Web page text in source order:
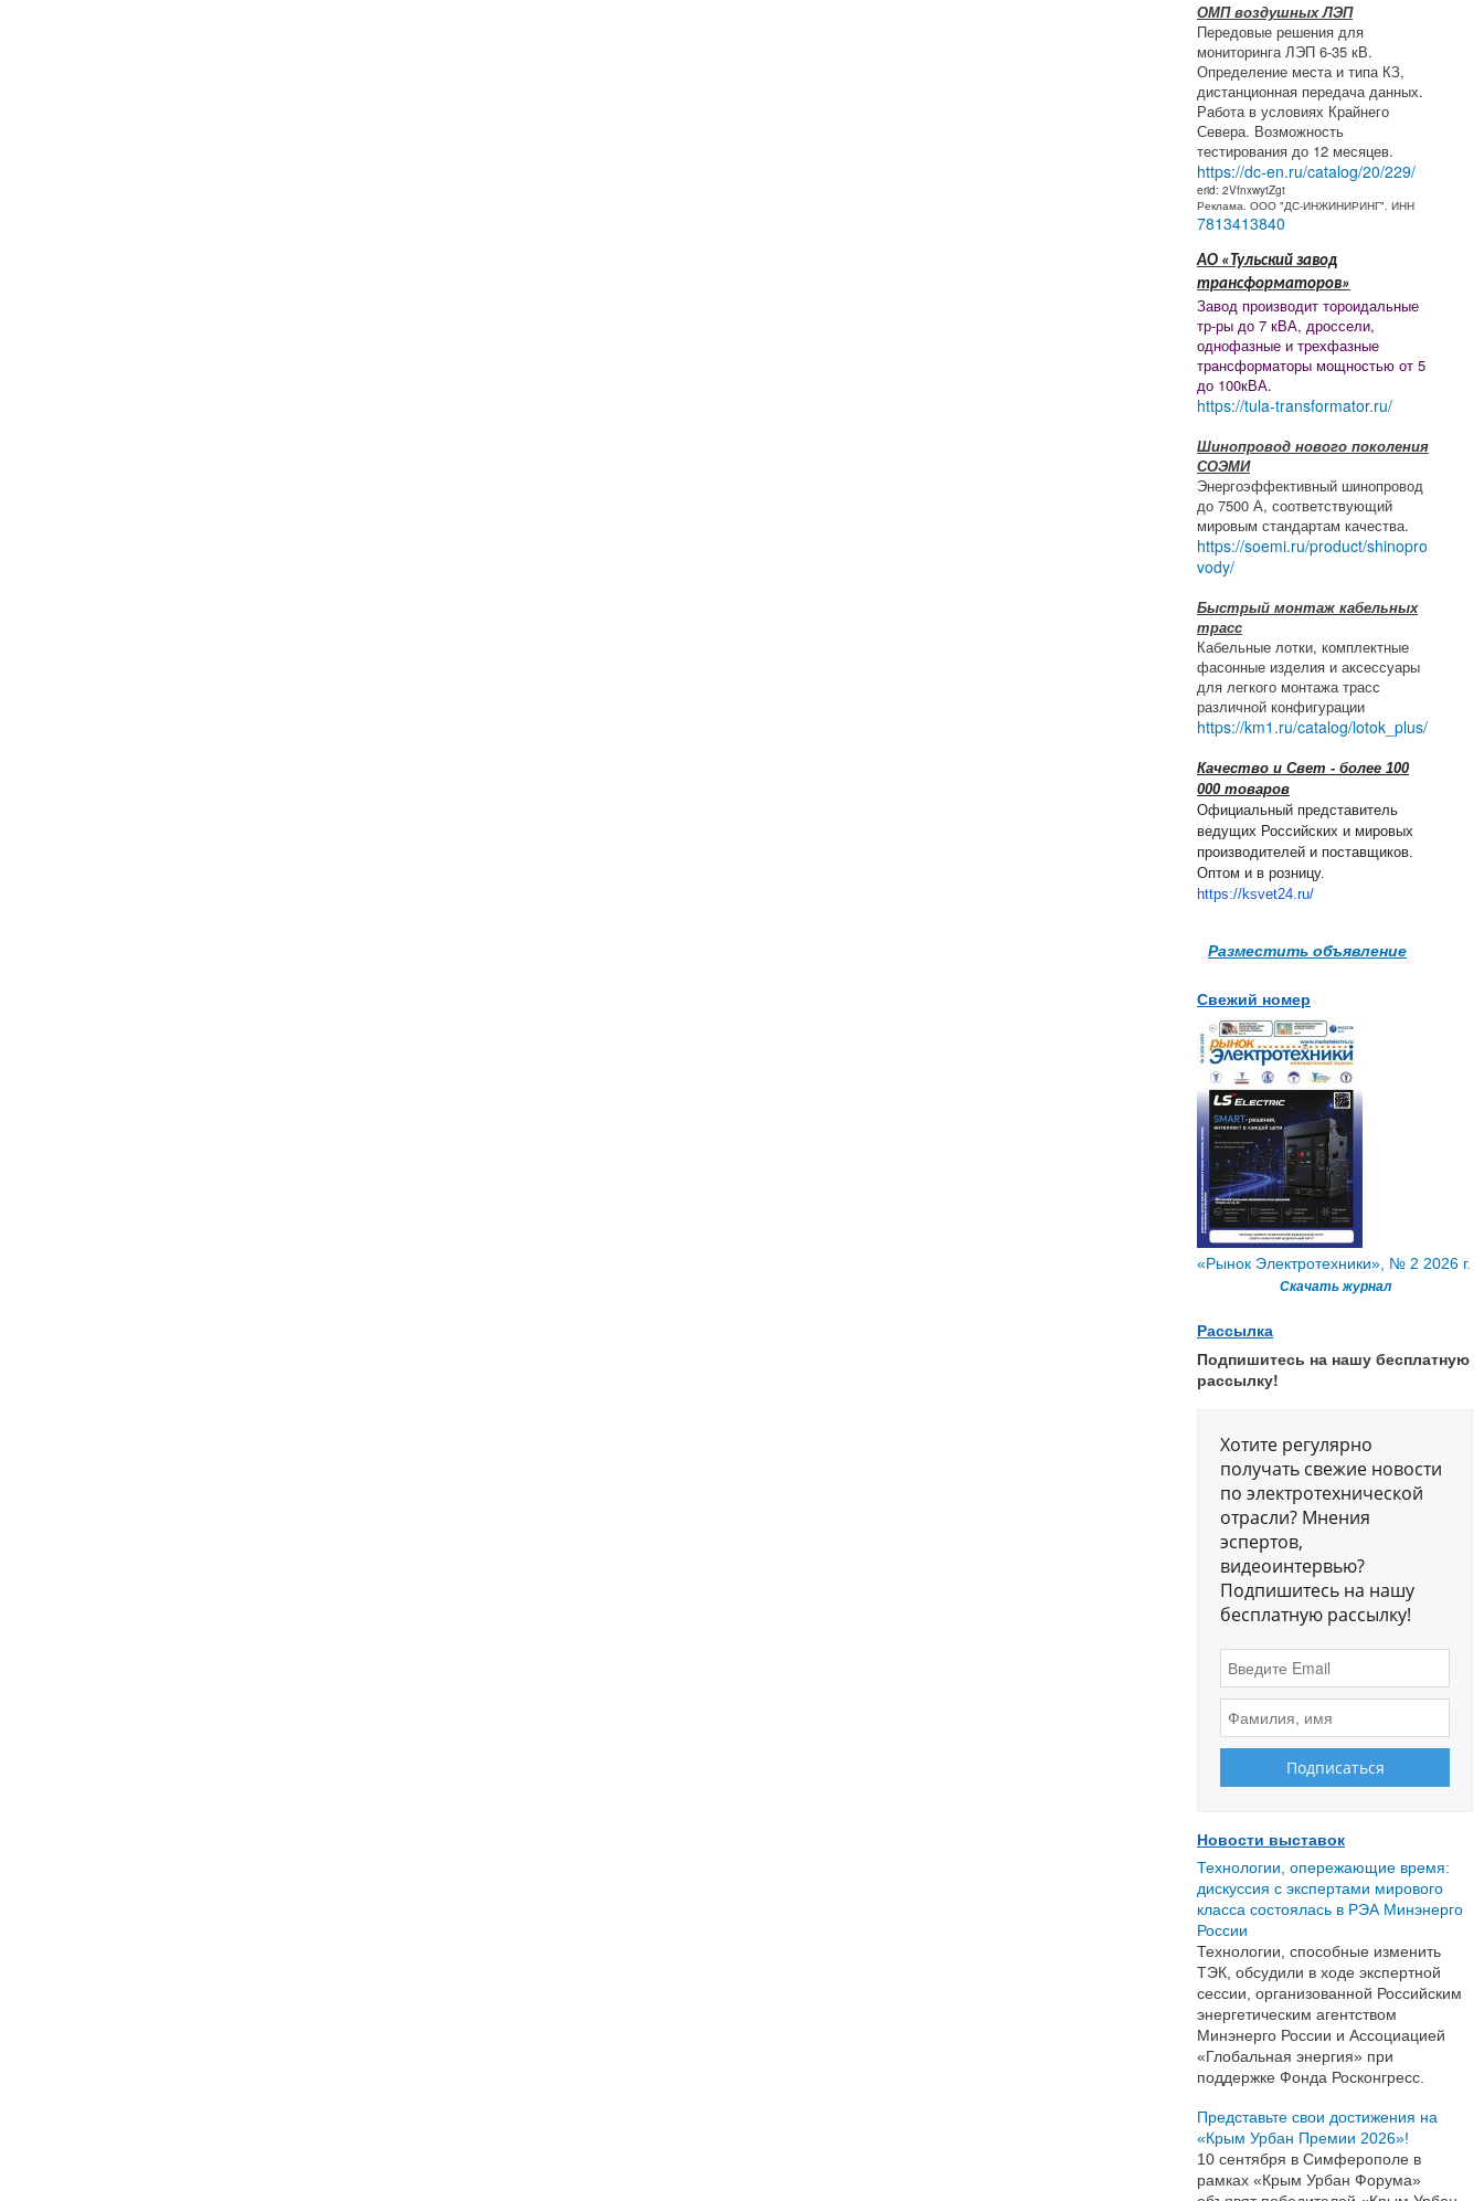
ОМП воздушных ЛЭП
Передовые решения для
мониторинга ЛЭП 6-35 кВ.
Определение места и типа КЗ,
дистанционная передача данных.
Работа в условиях Крайнего
Севера. Возможность
тестирования до 12 месяцев.
https://dc-en.ru/catalog/20/229/
erid: 2VfnxwytZgt
Реклама. ООО "ДС-ИНЖИНИРИНГ". ИНН
7813413840
АО «Тульский завод
трансформаторов»
Завод производит тороидальные
тр-ры до 7 кВА, дроссели,
однофазные и трехфазные
трансформаторы мощностью от 5
до 100кВА.
https://tula-transformator.ru/
Шинопровод нового поколения
СОЭМИ
Энергоэффективный шинопровод
до 7500 А, соответствующий
мировым стандартам качества.
https://soemi.ru/product/shinopro
vody/
Быстрый монтаж кабельных
трасс
Кабельные лотки, комплектные
фасонные изделия и аксессуары
для легкого монтажа трасс
различной конфигурации
https://km1.ru/catalog/lotok_plus/
Качество и Свет - более 100
000 товаров
Официальный представитель
ведущих Российских и мировых
производителей и поставщиков.
Оптом и в розницу.
https://ksvet24.ru/
Разместить объявление
Свежий номер
«Рынок Электротехники», № 2 2026 г.
Скачать журнал
Рассылка
Подпишитесь на нашу бесплатную
рассылку!
Хотите регулярно
получать свежие новости
по электротехнической
отрасли? Мнения
эспертов,
видеоинтервью?
Подпишитесь на нашу
бесплатную рассылку!
Новости выставок
Технологии, опережающие время:
дискуссия с экспертами мирового
класса состоялась в РЭА Минэнерго
России
Технологии, способные изменить
ТЭК, обсудили в ходе экспертной
сессии, организованной Российским
энергетическим агентством
Минэнерго России и Ассоциацией
«Глобальная энергия» при
поддержке Фонда Росконгресс.
Представьте свои достижения на
«Крым Урбан Премии 2026»!
10 сентября в Симферополе в
рамках «Крым Урбан Форума»